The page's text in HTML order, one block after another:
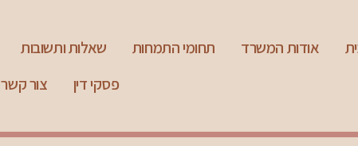
אודות המשרד תחומי התמחות שאלות ותשובות
פסקי דין
צור קשר